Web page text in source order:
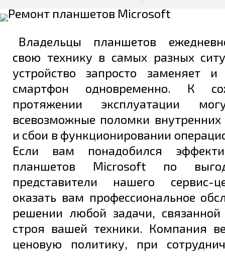
Владельцы планшетов
свою технику в самых разных
устройство запросто заменяет
смартфон одновременно. К
протяжении эксплуатации
всевозможные поломки
и сбои в функционировании
Если вам понадобился
планшетов Microsoft по
представители нашего сервис-
оказать вам профессиональное
решении любой задачи,
строя вашей техники. Компания
ценовую политику, при